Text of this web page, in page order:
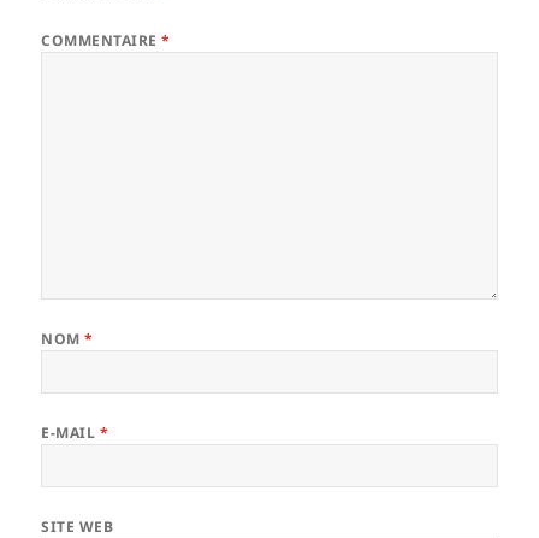
COMMENTAIRE*
NOM*
E-MAIL *
SITE WEB